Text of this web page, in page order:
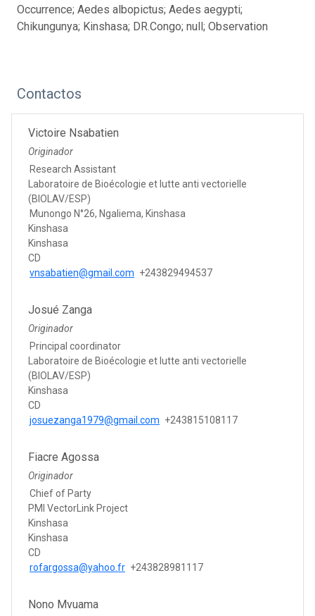
Occurrence; Aedes albopictus; Aedes aegypti;
Chikungunya; Kinshasa; DR.Congo; null; Observation
Contactos
Victoire Nsabatien
Originador
Research Assistant
Laboratoire de Bioécologie et lutte anti vectorielle
(BIOLAV/ESP)
Munongo N°26, Ngaliema, Kinshasa
Kinshasa
Kinshasa
CD
vnsabatien@gmail.com +243829494537
Josué Zanga
Originador
Principal coordinator
Laboratoire de Bioécologie et lutte anti vectorielle
(BIOLAV/ESP)
Kinshasa
CD
josuezanga1979@gmail.com +243815108117
Fiacre Agossa
Originador
Chief of Party
PMI VectorLink Project
Kinshasa
Kinshasa
CD
rofargossa@yahoo.fr +243828981117
Nono Mvuama